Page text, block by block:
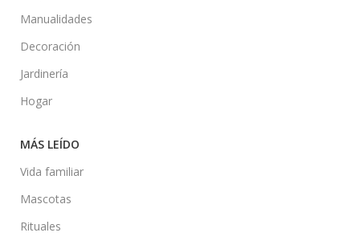
Manualidades
Decoración
Jardinería
Hogar
MÁS LEÍDO
Vida familiar
Mascotas
Rituales